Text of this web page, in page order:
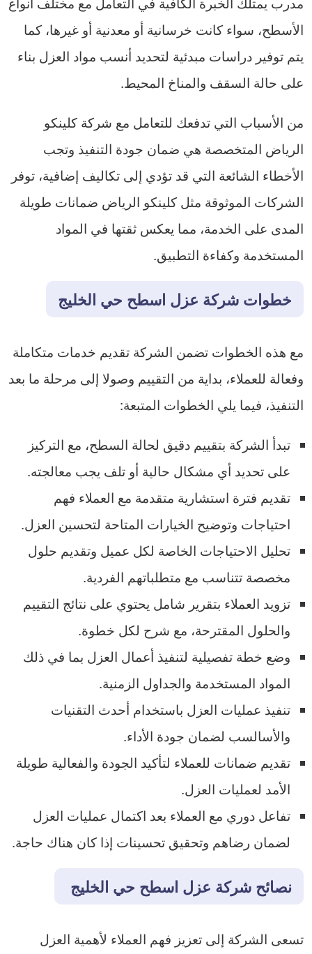
الأسطح، سواء كانت خرسانية أو معدنية أو غيرها، كما
يتم توفير دراسات مبدئية لتحديد أنسب مواد العزل بناء
على حالة السقف والمناخ المحيط.
من الأسباب التي تدفعك للتعامل مع شركة كلينكو
الرياض المتخصصة هي ضمان جودة التنفيذ وتجب
الأخطاء الشائعة التي قد تؤدي إلى تكاليف إضافية، توفر
الشركات الموثوقة مثل كلينكو الرياض ضمانات طويلة
المدى على الخدمة، مما يعكس ثقتها في المواد
المستخدمة وكفاءة التطبيق.
خطوات شركة عزل اسطح حي الخليج
مع هذه الخطوات تضمن الشركة تقديم خدمات متكاملة
وفعالة للعملاء، بداية من التقييم وصولا إلى مرحلة ما بعد
التنفيذ، فيما يلي الخطوات المتبعة:
تبدأ الشركة بتقييم دقيق لحالة السطح، مع التركيز
على تحديد أي مشكال حالية أو تلف يجب معالجته.
تقديم فترة استشارية متقدمة مع العملاء فهم
احتياجات وتوضيح الخيارات المتاحة لتحسين العزل.
تحليل الاحتياجات الخاصة لكل عميل وتقديم حلول
مخصصة تتناسب مع متطلباتهم الفردية.
تزويد العملاء بتقرير شامل يحتوي على نتائج التقييم
والحلول المقترحة، مع شرح لكل خطوة.
وضع خطة تفصيلية لتنفيذ أعمال العزل بما في ذلك
المواد المستخدمة والجداول الزمنية.
تنفيذ عمليات العزل باستخدام أحدث التقنيات
والأسالسب لضمان جودة الأداء.
تقديم ضمانات للعملاء لتأكيد الجودة والفعالية طويلة
الأمد لعمليات العزل.
تفاعل دوري مع العملاء بعد اكتمال عمليات العزل
لضمان رضاهم وتحقيق تحسينات إذا كان هناك حاجة.
نصائح شركة عزل اسطح حي الخليج
تسعى الشركة إلى تعزيز فهم العملاء لأهمية العزل